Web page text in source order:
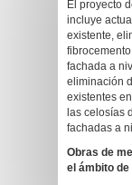
El proyecto
incluye
existente,
fachada a
eliminación
existentes
las celosías
fachadas a
Obras de
el ámbito de